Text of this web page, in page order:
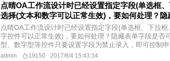
点晴OA工作流设计时已经设置指定字段(单选框
选择(文本和数字可以正常生效)，要如何处理？
点晴OA工作流设计时已经设置指定字段(单选框、下拉
字控件可以正常生效)，要如何处理？隐藏表单字段是
型、数字型等控件只要设置字段为禁止录入，即可控制
admin 19150 2017/8/4 15:43:34